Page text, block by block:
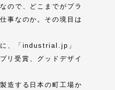
ので、どこまでがプラ
事なのか。その境目は
、「industrial.jp」
リ受賞、グッドデザイ
造する日本の町工場か